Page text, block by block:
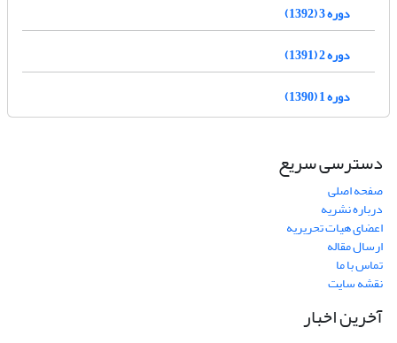
دوره 3 (1392)
دوره 2 (1391)
دوره 1 (1390)
دسترسی سریع
صفحه اصلی
درباره نشریه
اعضای هیات تحریریه
ارسال مقاله
تماس با ما
نقشه سایت
آخرین اخبار